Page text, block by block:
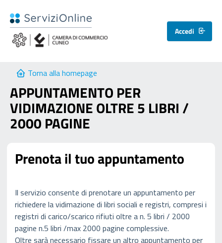
Accedi
Torna alla homepage
APPUNTAMENTO PER
VIDIMAZIONE OLTRE 5 LIBRI /
2000 PAGINE
Prenota il tuo appuntamento
Il servizio consente di prenotare un appuntamento per
richiedere la vidimazione di libri sociali e registri, compresi i
registri di carico/scarico rifiuti oltre a n. 5 libri / 2000
pagine n.5 libri /max 2000 pagine complessive.
Oltre sarà necessario fissare un altro appuntamento per